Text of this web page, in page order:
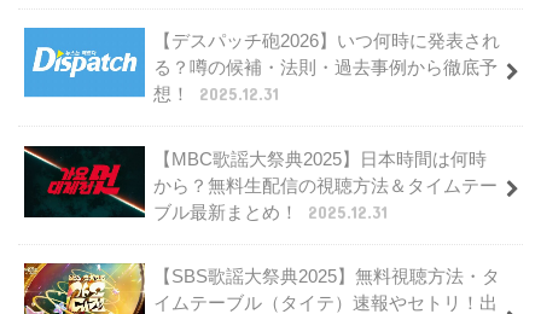
【デスパッチ砲2026】いつ何時に発表され
る？噂の候補・法則・過去事例から徹底予
想！
2025.12.31
【MBC歌謡大祭典2025】日本時間は何時
から？無料生配信の視聴方法＆タイムテー
ブル最新まとめ！
2025.12.31
【SBS歌謡大祭典2025】無料視聴方法・タ
イムテーブル（タイテ）速報やセトリ！出